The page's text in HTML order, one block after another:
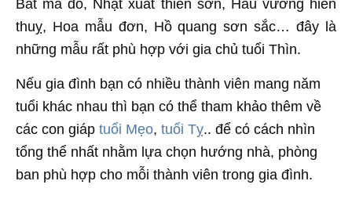
Bát mã đồ, Nhật xuất thiên sơn, Hầu vương hiến
thuỵ, Hoa mẫu đơn, Hồ quang sơn sắc… đây là
những mẫu rất phù hợp với gia chủ tuổi Thìn.
Nếu gia đình bạn có nhiều thành viên mang năm
tuổi khác nhau thì bạn có thể tham khảo thêm về
các con giáp tuổi Mẹo, tuổi Tỵ.. để có cách nhìn
tổng thể nhất nhằm lựa chọn hướng nhà, phòng
ban phù hợp cho mỗi thành viên trong gia đình.